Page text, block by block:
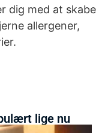
dig med at skabe
allergener,
lige nu